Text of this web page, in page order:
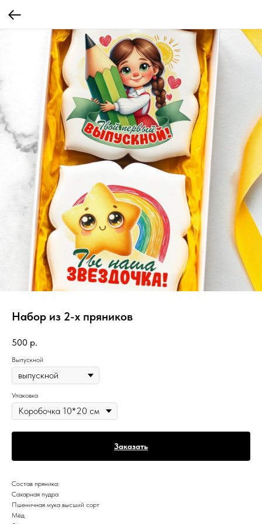
Набор из 2-х пряников
500 р.
Выпускной
Упаковка
Заказать
Состав пряника:
Сахарная пудра
Пшеничная мука высший сорт
Мёд